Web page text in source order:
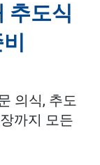
추도식
의식, 추도
까지 모든